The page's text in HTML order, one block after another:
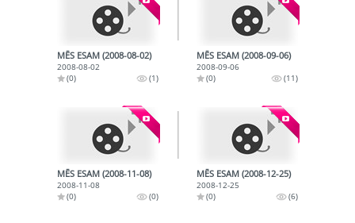
MĒS ESAM (2008-08-02)
2008-08-02
(0)
(1)
MĒS ESAM (2008-09-06)
2008-09-06
(0)
(11)
MĒS ESAM (2008-11-08)
2008-11-08
(0)
(0)
MĒS ESAM (2008-12-25)
2008-12-25
(0)
(6)